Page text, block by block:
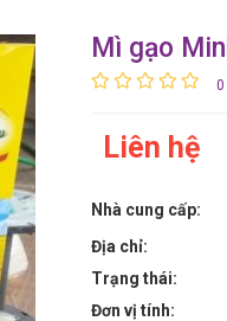
Mì gạo
0
Liên hệ
Nhà cung cấp:
Địa chỉ:
Trạng thái:
Đơn vị tính: